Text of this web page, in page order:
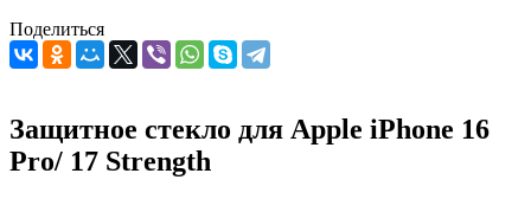
Поделиться
Защитное стекло для Apple iPhone 16
Pro/ 17 Strength